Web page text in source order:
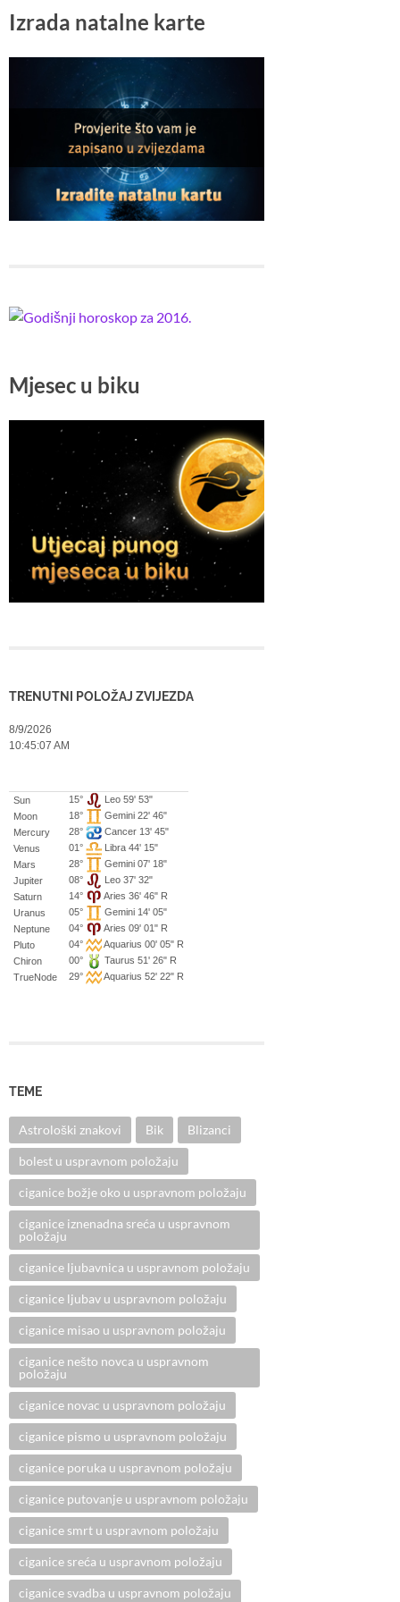
Izrada natalne karte
Mjesec u biku
TRENUTNI POLOŽAJ ZVIJEZDA
8/9/2026
10:45:07 AM
Sun 15°
Leo 59' 53"
Moon
18°
Gemini 22' 46"
Mercury
28°
Cancer 13' 45"
Venus
01°
Libra 44' 15"
Mars
28°
Gemini 07' 18"
Jupiter
08°
Leo 37' 32"
Saturn
14°
Aries 36' 46" R
Uranus
05°
Gemini 14' 05"
Neptune
04°
Aries 09' 01" R
Pluto
04°
Aquarius 00' 05" R
Chiron
00°
Taurus 51' 26" R
TrueNode
29° Aquarius 52' 22" R
TEME
Astrološki znakovi Bik Blizanci
bolest u uspravnom položaju
ciganice božje oko u uspravnom položaju
ciganice iznenadna sreća u uspravnom
položaju
ciganice ljubavnica u uspravnom položaju
ciganice ljubav u uspravnom položaju
ciganice misao u uspravnom položaju
ciganice nešto novca u uspravnom
položaju
ciganice novac u uspravnom položaju
ciganice pismo u uspravnom položaju
ciganice poruka u uspravnom položaju
ciganice putovanje u uspravnom položaju
ciganice smrt u uspravnom položaju
ciganice sreća u uspravnom položaju
ciganice svadba u uspravnom položaju